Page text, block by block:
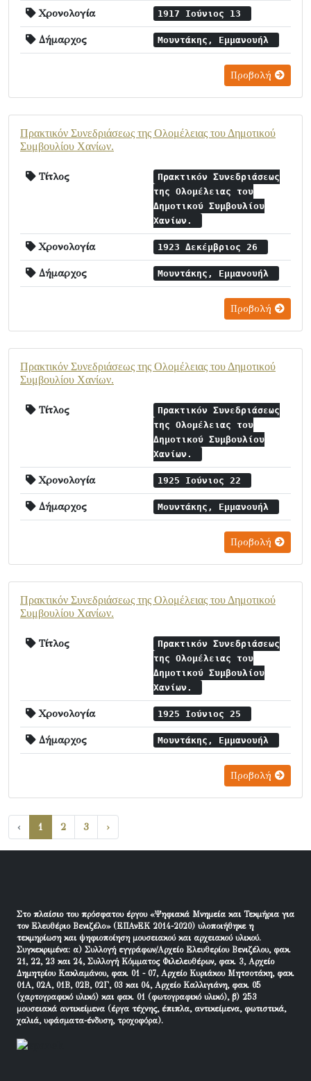
Χρονολογία 1917 Ιούνιος 13
Δήμαρχος Μουντάκης, Εμμανουήλ
Προβολή
Πρακτικόν Συνεδριάσεως της Ολομέλειας του Δημοτικού
Συμβουλίου Χανίων.
Τίτλος
Πρακτικόν Συνεδριάσεως
της Ολομέλειας του
Δημοτικού Συμβουλίου
Χανίων.
Χρονολογία 1923 Δεκέμβριος 26
Δήμαρχος Μουντάκης, Εμμανουήλ
Προβολή
Πρακτικόν Συνεδριάσεως της Ολομέλειας του Δημοτικού
Συμβουλίου Χανίων.
Τίτλος
Πρακτικόν Συνεδριάσεως
της Ολομέλειας του
Δημοτικού Συμβουλίου
Χανίων.
Χρονολογία 1925 Ιούνιος 22
Δήμαρχος Μουντάκης, Εμμανουήλ
Προβολή
Πρακτικόν Συνεδριάσεως της Ολομέλειας του Δημοτικού
Συμβουλίου Χανίων.
Τίτλος
Πρακτικόν Συνεδριάσεως
της Ολομέλειας του
Δημοτικού Συμβουλίου
Χανίων.
Χρονολογία 1925 Ιούνιος 25
Δήμαρχος Μουντάκης, Εμμανουήλ
Προβολή
‹ 1 2 3 ›
Στο πλαίσιο του πρόσφατου έργου «Ψηφιακά Μνημεία και Τεκμήρια για
τον Ελευθέριο Βενιζέλο» (ΕΠΑνΕΚ 2014-2020) υλοποιήθηκε η
τεκμηρίωση και ψηφιοποίηση μουσειακού και αρχειακού υλικού.
Συγκεκριμένα: α) Συλλογή εγγράφων/Αρχείο Ελευθερίου Βενιζέλου, φακ.
21, 22, 23 και 24, Συλλογή Κόμματος Φιλελευθέρων, φακ. 3, Αρχείο
Δημητρίου Κακλαμάνου, φακ. 01 - 07, Αρχείο Κυριάκου Μητσοτάκη, φακ.
01Α, 02Α, 01Β, 02Β, 02Γ, 03 και 04, Αρχείο Καλλιγιάνη, φακ. 05
(χαρτογραφικό υλικό) και φακ. 01 (φωτογραφικό υλικό), β) 253
μουσειακά αντικείμενα (έργα τέχνης, έπιπλα, αντικείμενα, φωτιστικά,
χαλιά, υφάσματα-ένδυση, τροχοφόρα).